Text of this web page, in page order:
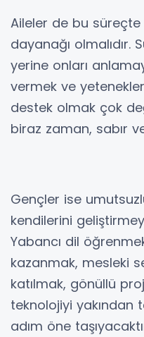
Aileler de bu
dayanağı olmalıdır.
yerine onları
vermek ve
destek olmak çok
biraz zaman, sabır
Gençler ise
kendilerini
Yabancı dil
kazanmak, mesleki
katılmak, gönüllü
teknolojiyi yakından
adım öne